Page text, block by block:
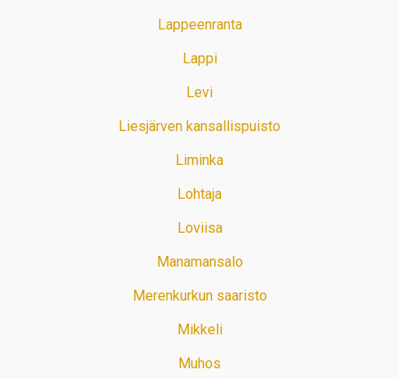
Lappeenranta
Lappi
Levi
Liesjärven kansallispuisto
Liminka
Lohtaja
Loviisa
Manamansalo
Merenkurkun saaristo
Mikkeli
Muhos